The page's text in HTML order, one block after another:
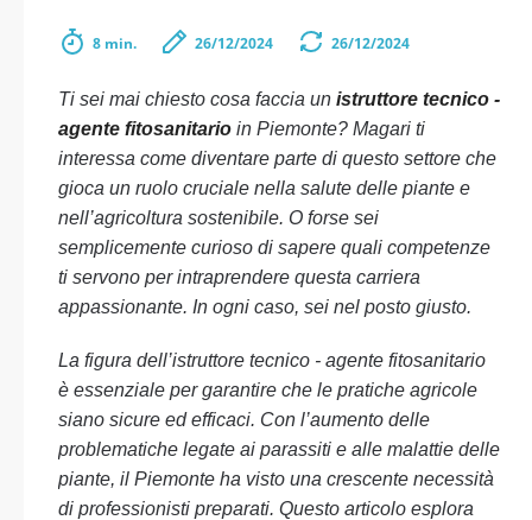
8 min. 26/12/2024 26/12/2024
Ti sei mai chiesto cosa faccia un istruttore tecnico -
agente fitosanitario in Piemonte? Magari ti
interessa come diventare parte di questo settore che
gioca un ruolo cruciale nella salute delle piante e
nell’agricoltura sostenibile. O forse sei
semplicemente curioso di sapere quali competenze
ti servono per intraprendere questa carriera
appassionante. In ogni caso, sei nel posto giusto.
La figura dell’istruttore tecnico - agente fitosanitario
è essenziale per garantire che le pratiche agricole
siano sicure ed efficaci. Con l’aumento delle
problematiche legate ai parassiti e alle malattie delle
piante, il Piemonte ha visto una crescente necessità
di professionisti preparati. Questo articolo esplora